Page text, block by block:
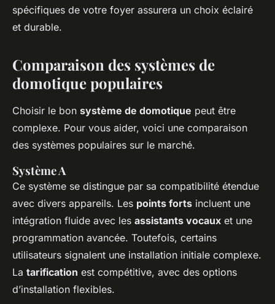
spécifiques de votre foyer assurera un choix éclairé
et durable.
Comparaison des systèmes de
domotique populaires
Choisir le bon système de domotique peut être
complexe. Pour vous aider, voici une comparaison
des systèmes populaires sur le marché.
Système A
Ce système se distingue par sa compatibilité étendue
avec divers appareils. Les points forts incluent une
intégration fluide avec les assistants vocaux et une
programmation avancée. Toutefois, certains
utilisateurs signalent une installation initiale complexe.
La tarification est compétitive, avec des options
d’installation flexibles.